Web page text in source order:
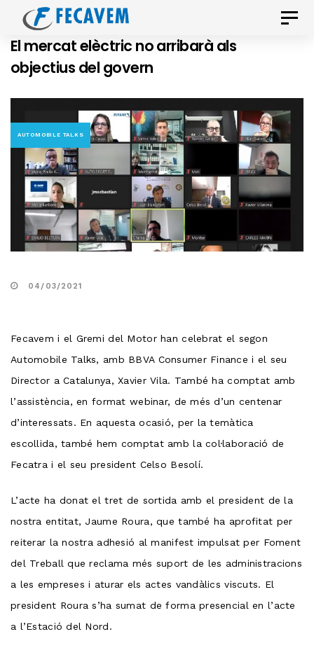
Skip
links
primary
navigation
content
Toggle
El mercat elèctric no arribarà als
objectius del govern
AUTOMOBILE TALKS
04/03/2021
Fecavem i el Gremi del Motor han celebrat el segon
Automobile Talks, amb BBVA Consumer Finance i el seu
Director a Catalunya, Xavier Vila. També ha comptat amb
l’assistència, en format webinar, de més d’un centenar
d’interessats. En aquesta ocasió, per la temàtica
escollida, també hem comptat amb la col·laboració de
Fecatra i el seu president Celso Besolí.
L’acte ha donat el tret de sortida amb el president de la
nostra entitat, Jaume Roura, que també ha aprofitat per
reiterar la nostra adhesió al manifest impulsat per Foment
del Treball que reclama més suport de les administracions
a les empreses i aturar els actes vandàlics viscuts. El
president Roura s’ha sumat de forma presencial en l’acte
a l’Estació del Nord.